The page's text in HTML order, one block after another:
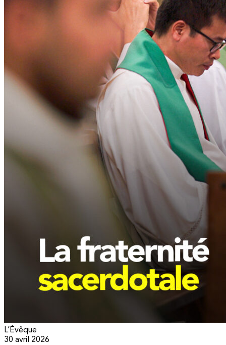
L’Évêque
30 avril 2026